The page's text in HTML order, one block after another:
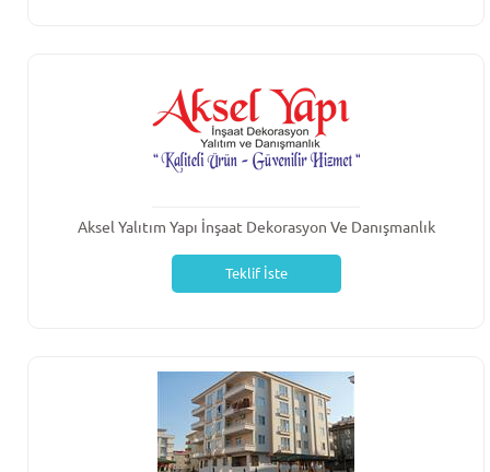
Aksel Yalıtım Yapı İnşaat Dekorasyon Ve Danışmanlık
Teklif İste